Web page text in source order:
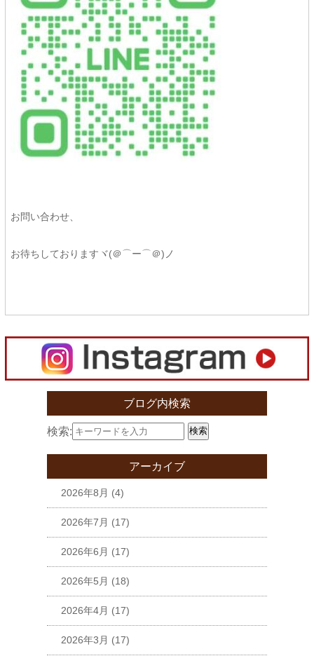
お問い合わせ、
お待ちしておりますヾ(＠⌒ー⌒＠)ノ
ブログ内検索
検索: 検索
アーカイブ
2026年8月 (4)
2026年7月 (17)
2026年6月 (17)
2026年5月 (18)
2026年4月 (17)
2026年3月 (17)